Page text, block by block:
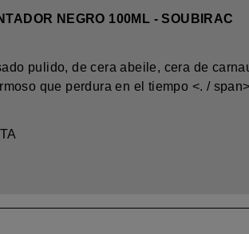
NEGRO 100ML - SOUBIRAC
pulido, de cera abeile, cera de
que perdura en el tiempo <. / span>